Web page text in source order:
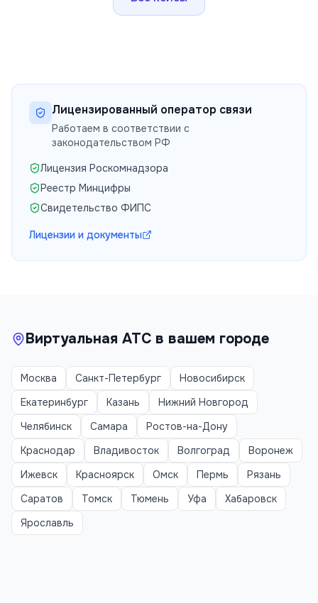
Лицензированный оператор связи
Работаем в соответствии с
законодательством РФ
Лицензия Роскомнадзора
Реестр Минцифры
Свидетельство ФИПС
Лицензии и документы
Виртуальная АТС в вашем городе
Москва Санкт-Петербург
Новосибирск
Екатеринбург
Казань
Нижний Новгород
Челябинск
Самара
Ростов-на-Дону
Краснодар
Владивосток Волгоград
Воронеж
Ижевск
Красноярск Омск Пермь
Рязань
Саратов
Томск Тюмень Уфа
Хабаровск
Ярославль